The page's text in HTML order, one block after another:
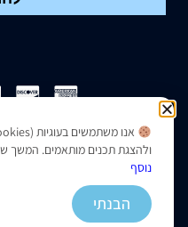
הצהרת
נבנה ועוצב על
ולהצגת תכנים מותאמים. המשך
נוסף
הבנתי